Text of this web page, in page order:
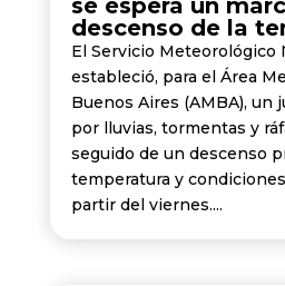
se espera un
descenso de la
El Servicio Meteorológico
estableció, para el Área
Buenos Aires (AMBA), un
por lluvias, tormentas y
seguido de un descenso
temperatura y
partir del viernes....